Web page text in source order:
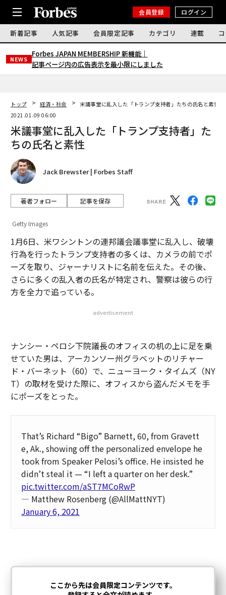
会員登録 ログイン
新着記事 人気記事 会員限定記事 カテゴリ 連載
NEWS
Forbes JAPAN MEMBERSHIP 新機能｜
記事ページ内の広告表示を最小限にしました
トップ 経済・社会
米議事堂に乱入した「トランプ支持者」たちの氏名と素性
2021.01.09 06:00
米議事堂に乱入した「トランプ支持者」た
ちの氏名と素性
Jack Brewster | Forbes Staff
著者フォロー 記事を保存
Getty Images
1月6日、米ワシントンの連邦議会議事堂に乱入し、破壊
行為を行ったトランプ支持者の多くは、カメラの前でポ
ーズを取り、ジャーナリストに名前を伝えた。その後、
さらに多くの乱入者の氏名が特定され、警察は彼らの行
方を全力で追っている。
advertisement
ナンシー・ペロシ下院議長のオフィスの机の上に足を乗
せていた男は、アーカンソー州グラベットのリチャー
ド・バーネット（60）で、ニューヨーク・タイムズ（NY
T）の取材を受けた際に、オフィスから盗んだメモを手
にポーズをとった。
That’s Richard “Bigo” Barnett, 60, from Gravett
e, Ak., showing off the personalized envelope he
took from Speaker Pelosi’s office. He insisted he
didn’t steal it — “I left a quarter on her desk.”
pic.twitter.com/aST7MCoRwP
— Matthew Rosenberg (@AllMattNYT)
January 6, 2021